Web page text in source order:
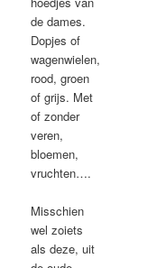
de dames.
Dopjes of
wagenwielen,
rood, groen
of grijs. Met
of zonder
veren,
bloemen,
vruchten….
Misschien
wel zoiets
als deze, uit